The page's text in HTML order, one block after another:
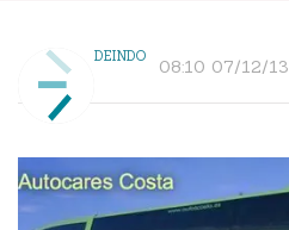
DEINDO 08:10 07/12/13